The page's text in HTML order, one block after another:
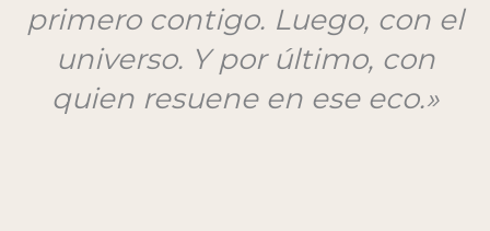
primero contigo. Luego, con el
universo. Y por último, con
quien resuene en ese eco.»